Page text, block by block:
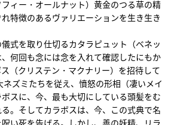
ィー・オールナット）黄金のつる草の精
れ特徴のあるヴァリエーションを生き生き
式を取り仕切るカタラピュット（ベネッ
何回も念には念を入れて確認したにもか
（クリステン・マクナリー）を招待して
ズミたちを従え、憤怒の形相（凄いメイ
スに、今、最も大切にしている頭髪をむ
。そしてカラボスは、今、この式典で名